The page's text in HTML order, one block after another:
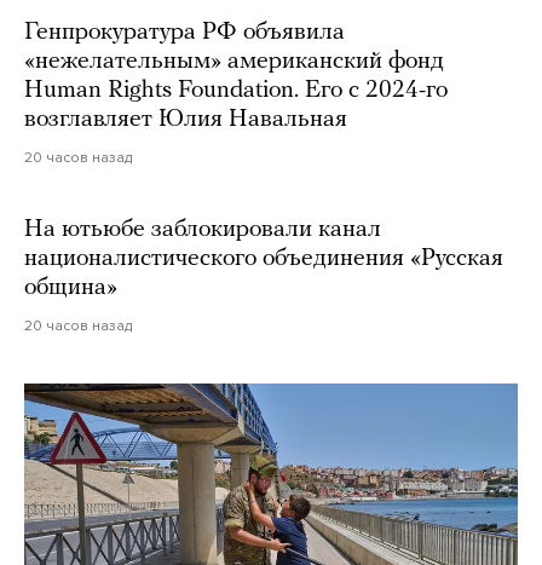
Генпрокуратура РФ объявила
«нежелательным» американский фонд
Human Rights Foundation. Его с 2024-го
возглавляет Юлия Навальная
20 часов назад
На ютьюбе заблокировали канал
националистического объединения «Русская
община»
20 часов назад